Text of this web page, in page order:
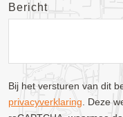
Bericht
Bij het versturen van dit
privacyverklaring . Deze